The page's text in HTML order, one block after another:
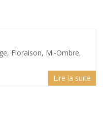
, Floraison, Mi-Ombre,
Lire la suite